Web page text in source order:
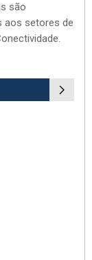
são
aos setores de